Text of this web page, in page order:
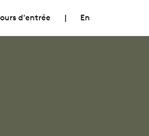
d'entrée | En